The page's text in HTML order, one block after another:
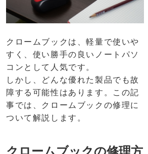
クロームブックは、軽量で使いや
すく、使い勝手の良いノートパソ
コンとして人気です。
しかし、どんな優れた製品でも故
障する可能性はあります。この記
事では、クロームブックの修理に
ついて解説します。